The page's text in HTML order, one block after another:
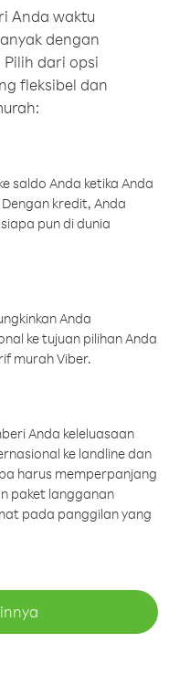
Anda waktu
dengan
dari opsi
fleksibel dan
saldo Anda ketika Anda
kredit, Anda
pun di dunia
Anda
ke tujuan pilihan Anda
murah Viber.
Anda keleluasaan
ke landline dan
harus memperpanjang
paket langganan
pada panggilan yang